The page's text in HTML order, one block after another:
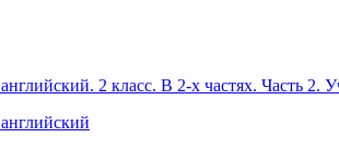
2 класс. В 2-х частях. Часть